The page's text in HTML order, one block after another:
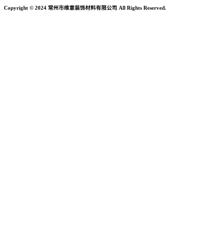
Copyright © 2024 常州市维意装饰材料有限公司 All Rights Reserved.